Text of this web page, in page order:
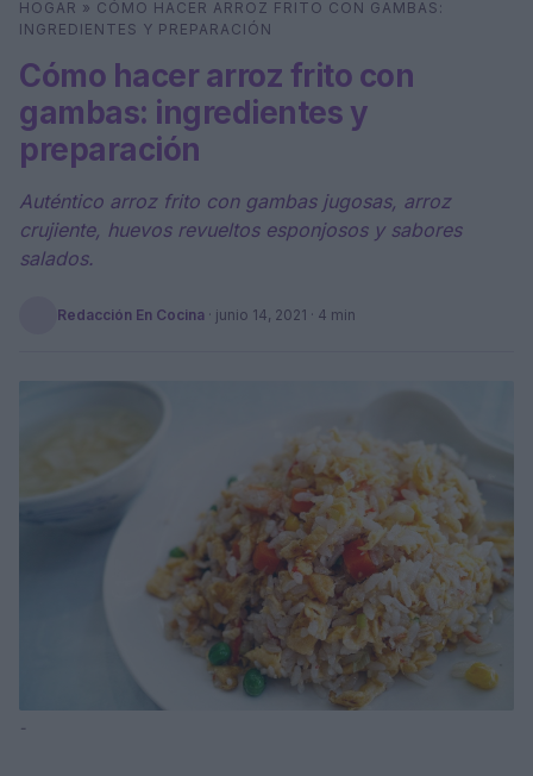
Buscar
HOGAR » CÓMO HACER ARROZ FRITO CON GAMBAS:
INGREDIENTES Y PREPARACIÓN
Cómo hacer arroz frito con
gambas: ingredientes y
preparación
Auténtico arroz frito con gambas jugosas, arroz
crujiente, huevos revueltos esponjosos y sabores
salados.
Redacción En Cocina · junio 14, 2021 · 4 min
-